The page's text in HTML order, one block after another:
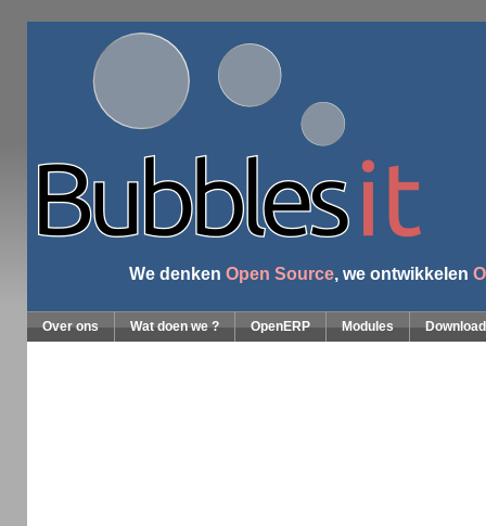
We denken Open Source, we ontwikkelen
Over ons Wat doen we ? OpenERP Modules